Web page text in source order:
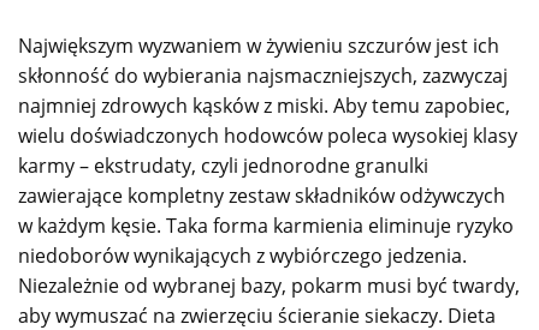
Największym wyzwaniem w żywieniu szczurów jest ich
skłonność do wybierania najsmaczniejszych, zazwyczaj
najmniej zdrowych kąsków z miski. Aby temu zapobiec,
wielu doświadczonych hodowców poleca wysokiej klasy
karmy – ekstrudaty, czyli jednorodne granulki
zawierające kompletny zestaw składników odżywczych
w każdym kęsie. Taka forma karmienia eliminuje ryzyko
niedoborów wynikających z wybiórczego jedzenia.
Niezależnie od wybranej bazy, pokarm musi być twardy,
aby wymuszać na zwierzęciu ścieranie siekaczy. Dieta